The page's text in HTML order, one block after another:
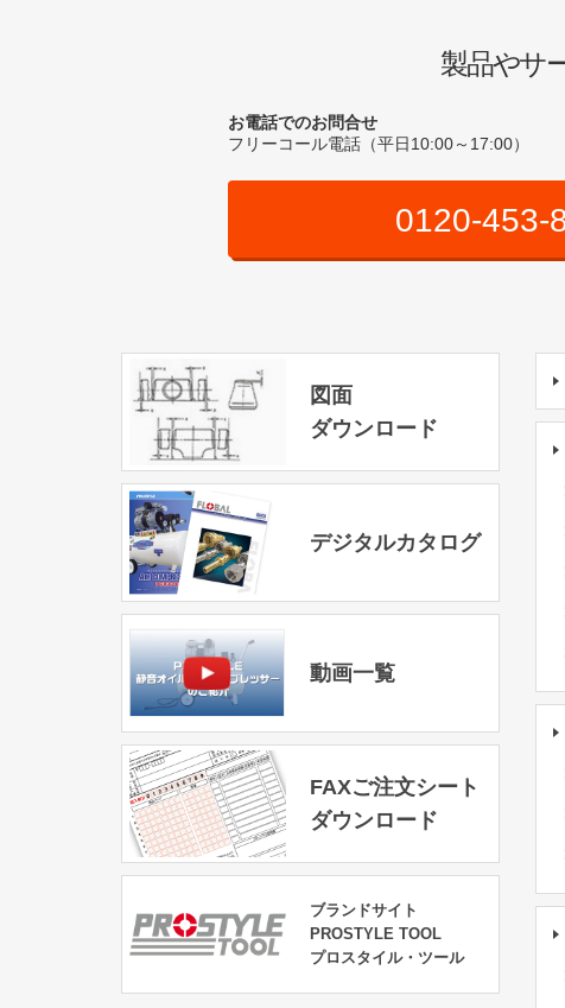
製品やサ
お電話でのお問合せ
フリーコール電話（平日10:00～17:00）
0120-453-
図面
ダウンロード
デジタルカタログ
動画一覧
FAXご注文シート
ダウンロード
ブランドサイト
PROSTYLE TOOL
プロスタイル・ツール